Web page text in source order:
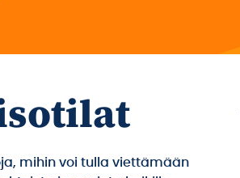
mihin voi tulla viettämään